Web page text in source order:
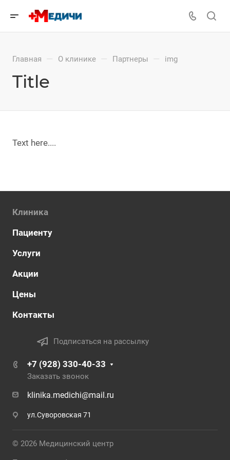
Главная — О клинике — Партнеры — img
Title
Text here....
Клиника
Пациенту
Услуги
Акции
Цены
Контакты
Подписаться на рассылку
+7 (928) 330-40-33
Заказать звонок
klinika.medichi@mail.ru
ул.Суворовская 71
© 2026 Медицинский центр